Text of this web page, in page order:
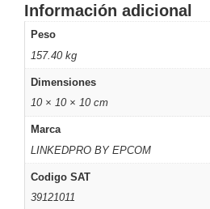
con
de
EnergíaPoE
de Largo
Alcance
- No Break
Kits-
Sistemas
Completos
Información adicional
Peso
157.40 kg
Dimensiones
10 × 10 × 10 cm
Marca
LINKEDPRO BY EPCOM
Codigo SAT
39121011